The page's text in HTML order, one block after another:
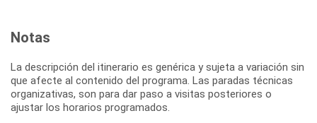
Notas
La descripción del itinerario es genérica y sujeta a variación sin
que afecte al contenido del programa. Las paradas técnicas
organizativas, son para dar paso a visitas posteriores o
ajustar los horarios programados.